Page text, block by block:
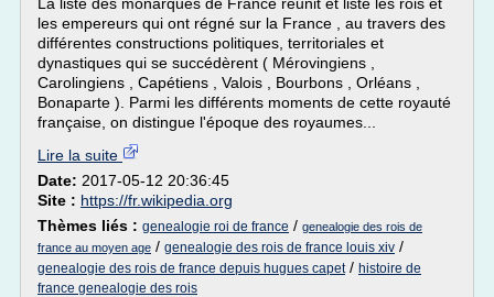
les empereurs qui ont régné sur la France , au travers des
différentes constructions politiques, territoriales et
dynastiques qui se succédèrent ( Mérovingiens ,
Carolingiens , Capétiens , Valois , Bourbons , Orléans ,
Bonaparte ). Parmi les différents moments de cette royauté
française, on distingue l'époque des royaumes...
Lire la suite
Date: 2017-05-12 20:36:45
Site : https://fr.wikipedia.org
Thèmes liés : genealogie roi de france / genealogie des rois de
france au moyen age / genealogie des rois de france louis xiv /
genealogie des rois de france depuis hugues capet/ histoire de
france genealogie des rois